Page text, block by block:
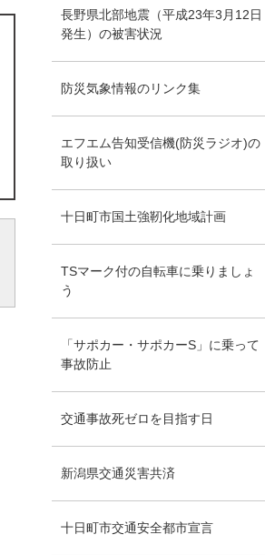
長野県北部地震（平成23年3月12日
発生）の被害状況
防災気象情報のリンク集
エフエム告知受信機(防災ラジオ)の
取り扱い
十日町市国土強靭化地域計画
TSマーク付の自転車に乗りましょ
う
「サポカー・サポカーS」に乗って
事故防止
交通事故死ゼロを目指す日
新潟県交通災害共済
十日町市交通安全都市宣言